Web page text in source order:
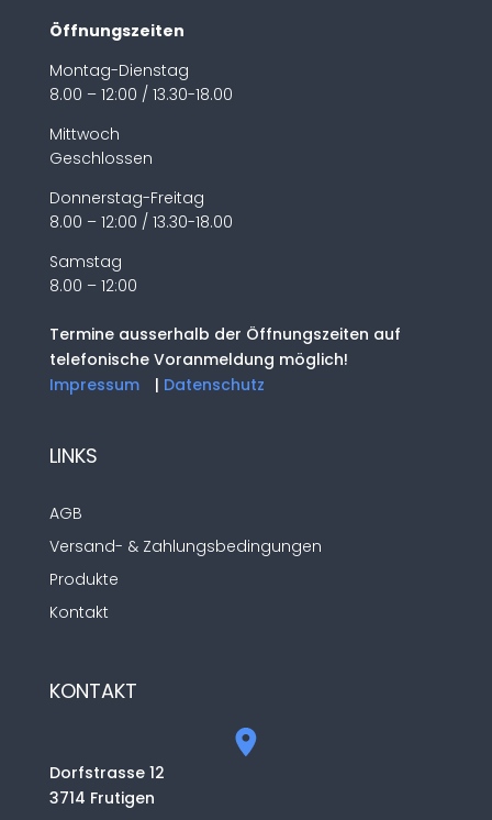
Öffnungszeiten
Montag-Dienstag
8.00 – 12:00 / 13.30-18.00
Mittwoch
Geschlossen
Donnerstag-Freitag
8.00 – 12:00 / 13.30-18.00
Samstag
8.00 – 12:00
Termine ausserhalb der Öffnungszeiten auf
telefonische Voranmeldung möglich!
Impressum
| Datenschutz
LINKS
AGB
Versand- & Zahlungsbedingungen
Produkte
Kontakt
KONTAKT
Dorfstrasse 12
3714 Frutigen